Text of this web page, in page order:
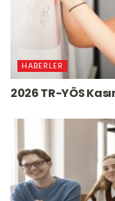
HABERLER
2026 TR-YÖS